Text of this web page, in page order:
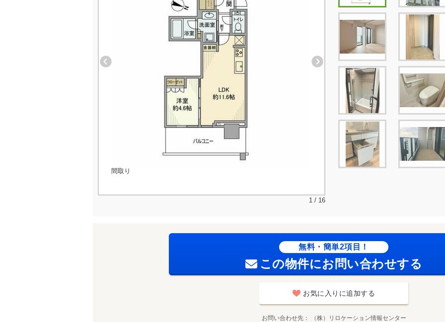
間取り
1 / 16
無料・簡単2項目！
この物件にお問い合わせする
お気に入りに追加する
お問い合わせ先 （株）リロケーション情報センター